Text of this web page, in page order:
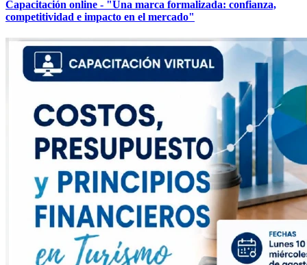
Capacitación online - "Una marca formalizada: confianza,
competitividad e impacto en el mercado"